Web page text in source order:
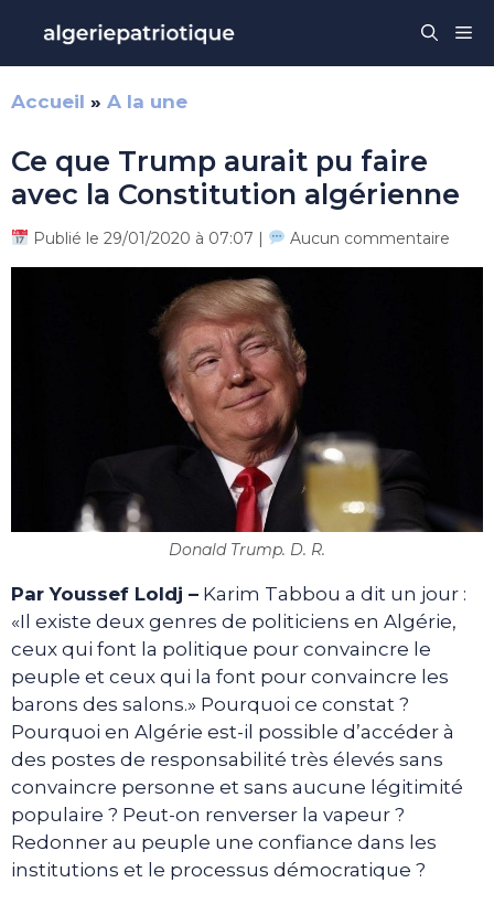
contenu
Accueil » A la une
Ce que Trump aurait pu faire
avec la Constitution algérienne
Publié le 29/01/2020 à 07:07 | Aucun commentaire
Donald Trump. D. R.
Par Youssef Loldj – Karim Tabbou a dit un jour :
«Il existe deux genres de politiciens en Algérie,
ceux qui font la politique pour convaincre le
peuple et ceux qui la font pour convaincre les
barons des salons.» Pourquoi ce constat ?
Pourquoi en Algérie est-il possible d’accéder à
des postes de responsabilité très élevés sans
convaincre personne et sans aucune légitimité
populaire ? Peut-on renverser la vapeur ?
Redonner au peuple une confiance dans les
institutions et le processus démocratique ?